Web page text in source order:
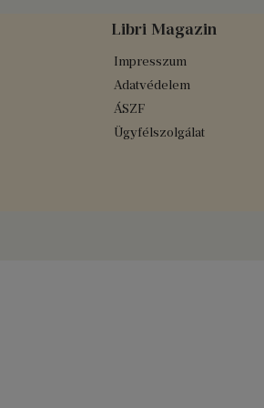
Libri Magazin
Impresszum
Adatvédelem
ÁSZF
Ügyfélszolgálat